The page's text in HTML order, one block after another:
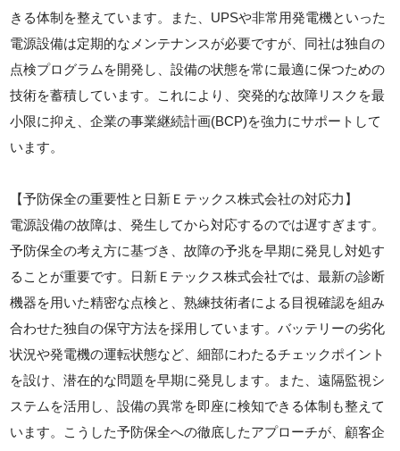
きる体制を整えています。また、UPSや非常用発電機といった
電源設備は定期的なメンテナンスが必要ですが、同社は独自の
点検プログラムを開発し、設備の状態を常に最適に保つための
技術を蓄積しています。これにより、突発的な故障リスクを最
小限に抑え、企業の事業継続計画(BCP)を強力にサポートして
います。
【予防保全の重要性と日新Ｅテックス株式会社の対応力】
電源設備の故障は、発生してから対応するのでは遅すぎます。
予防保全の考え方に基づき、故障の予兆を早期に発見し対処す
ることが重要です。日新Ｅテックス株式会社では、最新の診断
機器を用いた精密な点検と、熟練技術者による目視確認を組み
合わせた独自の保守方法を採用しています。バッテリーの劣化
状況や発電機の運転状態など、細部にわたるチェックポイント
を設け、潜在的な問題を早期に発見します。また、遠隔監視シ
ステムを活用し、設備の異常を即座に検知できる体制も整えて
います。こうした予防保全への徹底したアプローチが、顧客企